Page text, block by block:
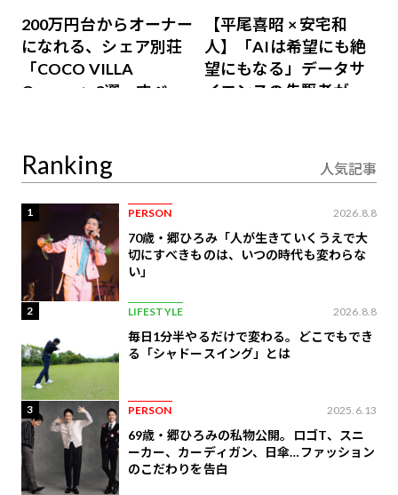
200万円台からオーナー
になれる、シェア別荘
「COCO VILLA
Owners」3選。すべて
【平尾喜昭 × 安宅和
人】「AIは希望にも絶
望にもなる」データサ
イエンスの先駆者が語
Ranking 人気記事
1 PERSON 2026.8.8
70歳・郷ひろみ「人が生きていくうえで大
切にすべきものは、いつの時代も変わらな
い」
2 LIFESTYLE 2026.8.8
毎日1分半やるだけで変わる。どこでもでき
る「シャドースイング」とは
3 PERSON 2025.6.13
69歳・郷ひろみの私物公開。ロゴT、スニ
ーカー、カーディガン、日傘…ファッション
のこだわりを告白